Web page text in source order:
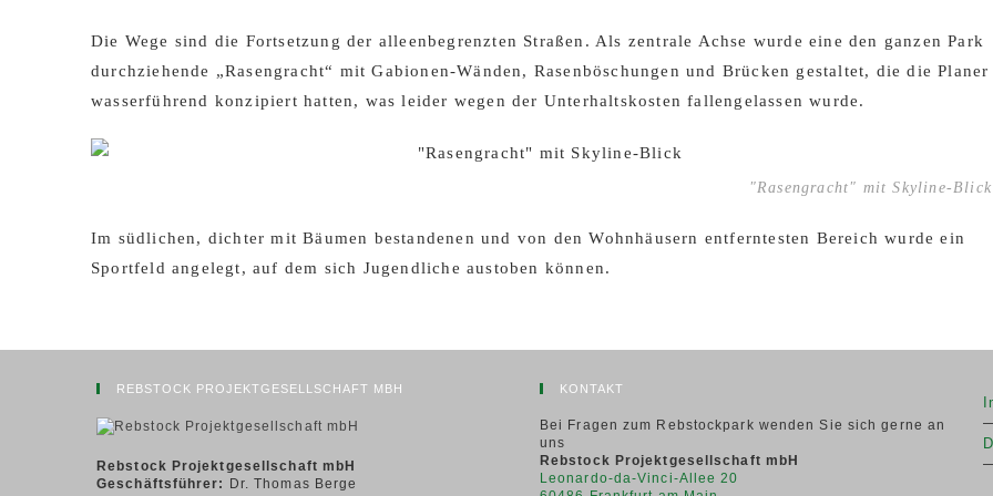
Die Wege sind die Fortsetzung der alleenbegrenzten Straßen. Als zentrale Achse wurde eine den ganzen Park
durchziehende „Rasengracht“ mit Gabionen-Wänden, Rasenböschungen und Brücken gestaltet, die die Planer
wasserführend konzipiert hatten, was leider wegen der Unterhaltskosten fallengelassen wurde.
"Rasengracht" mit Skyline-Blick
Im südlichen, dichter mit Bäumen bestandenen und von den Wohnhäusern entferntesten Bereich wurde ein
Sportfeld angelegt, auf dem sich Jugendliche austoben können.
REBSTOCK PROJEKTGESELLSCHAFT MBH
Rebstock Projektgesellschaft mbH
Geschäftsführer:
Dr. Thomas Berge
KONTAKT
Bei Fragen zum Rebstockpark wenden Sie sich gerne an
uns
Rebstock Projektgesellschaft mbH
Leonardo-da-Vinci-Allee 20